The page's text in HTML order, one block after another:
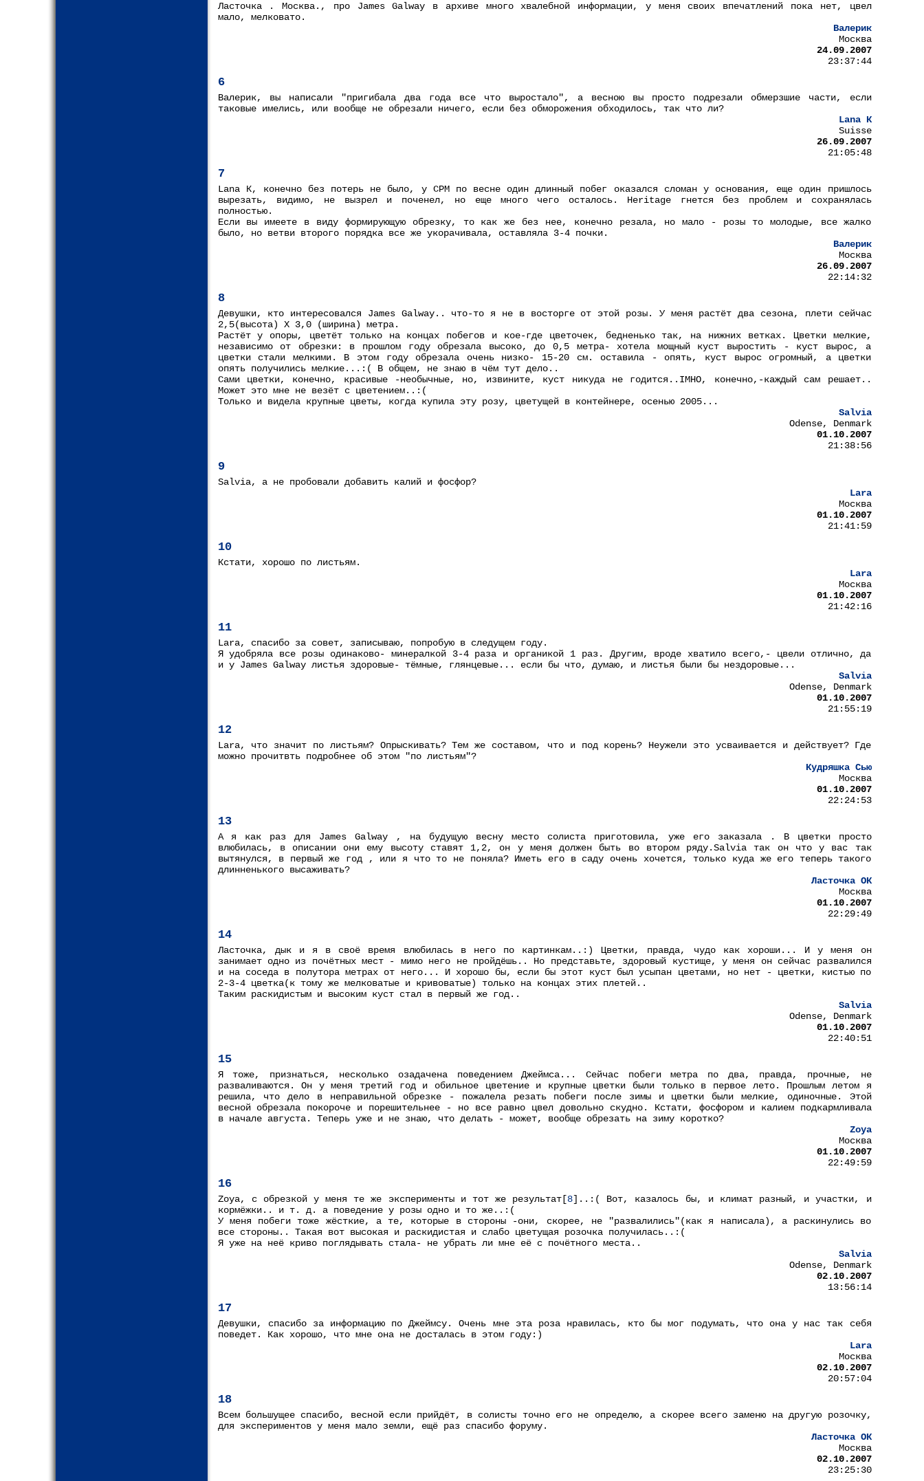
Ласточка . Москва., про James Galway в архиве много хвалебной информации, у меня своих впечатлений пока нет, цвел
мало, мелковато.
Валерик
Москва
24.09.2007
23:37:44
6
Валерик, вы написали "пригибала два года все что выростало", а весною вы просто подрезали обмерзшие части, если
таковые имелись, или вообще не обрезали ничего, если без обморожения обходилось, так что ли?
Lana К
Suisse
26.09.2007
21:05:48
7
Lana К, конечно без потерь не было, у CPM по весне один длинный побег оказался сломан у основания, еще один пришлось
вырезать, видимо, не вызрел и поченел, но еще много чего осталось. Heritage гнется без проблем и сохранялась
полностью.
Если вы имеете в виду формирующую обрезку, то как же без нее, конечно резала, но мало - розы то молодые, все жалко
было, но ветви второго порядка все же укорачивала, оставляла 3-4 почки.
Валерик
Москва
26.09.2007
22:14:32
8
Девушки, кто интересовался James Galway.. что-то я не в восторге от этой розы. У меня растёт два сезона, плети сейчас
2,5(высота) Х 3,0 (ширина) метра.
Растёт у опоры, цветёт только на концах побегов и кое-где цветочек, бедненько так, на нижних ветках. Цветки мелкие,
независимо от обрезки: в прошлом году обрезала высоко, до 0,5 метра- хотела мощный куст выростить - куст вырос, а
цветки стали мелкими. В этом году обрезала очень низко- 15-20 см. оставила - опять, куст вырос огромный, а цветки
опять получились мелкие...:( В общем, не знаю в чём тут дело..
Сами цветки, конечно, красивые -необычные, но, извините, куст никуда не годится..IMHO, конечно,-каждый сам решает..
Может это мне не везёт с цветением..:(
Только и видела крупные цветы, когда купила эту розу, цветущей в контейнере, осенью 2005...
Salvia
Odense, Denmark
01.10.2007
21:38:56
9
Salvia, а не пробовали добавить калий и фосфор?
Lara
Москва
01.10.2007
21:41:59
10
Кстати, хорошо по листьям.
Lara
Москва
01.10.2007
21:42:16
11
Lara, спасибо за совет, записываю, попробую в следущем году.
Я удобряла все розы одинаково- минералкой 3-4 раза и органикой 1 раз. Другим, вроде хватило всего,- цвели отлично, да
и у James Galway листья здоровые- тёмные, глянцевые... если бы что, думаю, и листья были бы нездоровые...
Salvia
Odense, Denmark
01.10.2007
21:55:19
12
Lara, что значит по листьям? Опрыскивать? Тем же составом, что и под корень? Неужели это усваивается и действует? Где
можно прочитвть подробнее об этом "по листьям"?
Кудряшка Сью
Москва
01.10.2007
22:24:53
13
А я как раз для James Galway , на будущую весну место солиста приготовила, уже его заказала . В цветки просто
влюбилась, в описании они ему высоту ставят 1,2, он у меня должен быть во втором ряду.Salvia так он что у вас так
вытянулся, в первый же год , или я что то не поняла? Иметь его в саду очень хочется, только куда же его теперь такого
длинненького высаживать?
Ласточка ОК
Москва
01.10.2007
22:29:49
14
Ласточка, дык и я в своё время влюбилась в него по картинкам..:) Цветки, правда, чудо как хороши... И у меня он
занимает одно из почётных мест - мимо него не пройдёшь.. Но представьте, здоровый кустище, у меня он сейчас развалился
и на соседа в полутора метрах от него... И хорошо бы, если бы этот куст был усыпан цветами, но нет - цветки, кистью по
2-3-4 цветка(к тому же мелковатые и кривоватые) только на концах этих плетей..
Таким раскидистым и высоким куст стал в первый же год..
Salvia
Odense, Denmark
01.10.2007
22:40:51
15
Я тоже, признаться, несколько озадачена поведением Джеймса... Сейчас побеги метра по два, правда, прочные, не
разваливаются. Он у меня третий год и обильное цветение и крупные цветки были только в первое лето. Прошлым летом я
решила, что дело в неправильной обрезке - пожалела резать побеги после зимы и цветки были мелкие, одиночные. Этой
весной обрезала покороче и порешительнее - но все равно цвел довольно скудно. Кстати, фосфором и калием подкармливала
в начале августа. Теперь уже и не знаю, что делать - может, вообще обрезать на зиму коротко?
Zoya
Москва
01.10.2007
22:49:59
16
Zoya, с обрезкой у меня те же эксперименты и тот же результат[8]..:( Вот, казалось бы, и климат разный, и участки, и
кормёжки.. и т. д. а поведение у розы одно и то же..:(
У меня побеги тоже жёсткие, а те, которые в стороны -они, скорее, не "развалились"(как я написала), а раскинулись во
все стороны.. Такая вот высокая и раскидистая и слабо цветущая розочка получилась..:(
Я уже на неё криво поглядывать стала- не убрать ли мне её с почётного места..
Salvia
Odense, Denmark
02.10.2007
13:56:14
17
Девушки, спасибо за информацию по Джеймсу. Очень мне эта роза нравилась, кто бы мог подумать, что она у нас так себя
поведет. Как хорошо, что мне она не досталась в этом году:)
Lara
Москва
02.10.2007
20:57:04
18
Всем большущее спасибо, весной если прийдёт, в солисты точно его не определю, а скорее всего заменю на другую розочку,
для экспериментов у меня мало земли, ещё раз спасибо форуму.
Ласточка ОК
Москва
02.10.2007
23:25:30